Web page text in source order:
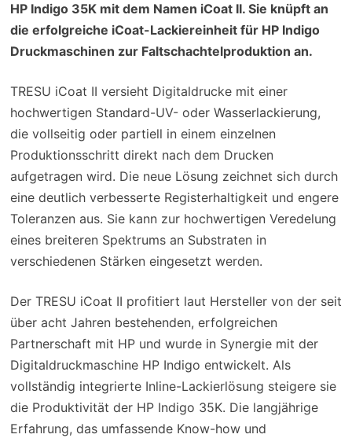
HP Indigo 35K mit dem Namen iCoat II. Sie knüpft an
die erfolgreiche iCoat-Lackiereinheit für HP Indigo
Druckmaschinen zur Faltschachtelproduktion an.
TRESU iCoat II versieht Digitaldrucke mit einer
hochwertigen Standard-UV- oder Wasserlackierung,
die vollseitig oder partiell in einem einzelnen
Produktionsschritt direkt nach dem Drucken
aufgetragen wird. Die neue Lösung zeichnet sich durch
eine deutlich verbesserte Registerhaltigkeit und engere
Toleranzen aus. Sie kann zur hochwertigen Veredelung
eines breiteren Spektrums an Substraten in
verschiedenen Stärken eingesetzt werden.
Der TRESU iCoat II profitiert laut Hersteller von der seit
über acht Jahren bestehenden, erfolgreichen
Partnerschaft mit HP und wurde in Synergie mit der
Digitaldruckmaschine HP Indigo entwickelt. Als
vollständig integrierte Inline-Lackierlösung steigere sie
die Produktivität der HP Indigo 35K. Die langjährige
Erfahrung, das umfassende Know-how und